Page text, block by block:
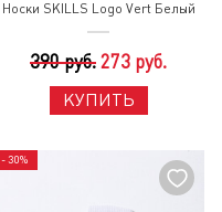
Носки SKILLS Logo Vert Белый
390 руб. 273 руб.
КУПИТЬ
- 30%